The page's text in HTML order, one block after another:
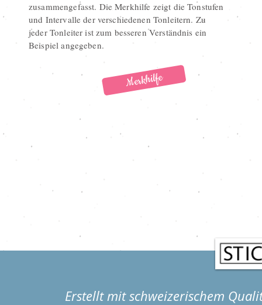
zusammengefasst. Die Merkhilfe zeigt die Tonstufen
und Intervalle der verschiedenen Tonleitern. Zu
jeder Tonleiter ist zum besseren Verständnis ein
Beispiel angegeben.
Merkhilfe
Erstellt mit schweizerischem